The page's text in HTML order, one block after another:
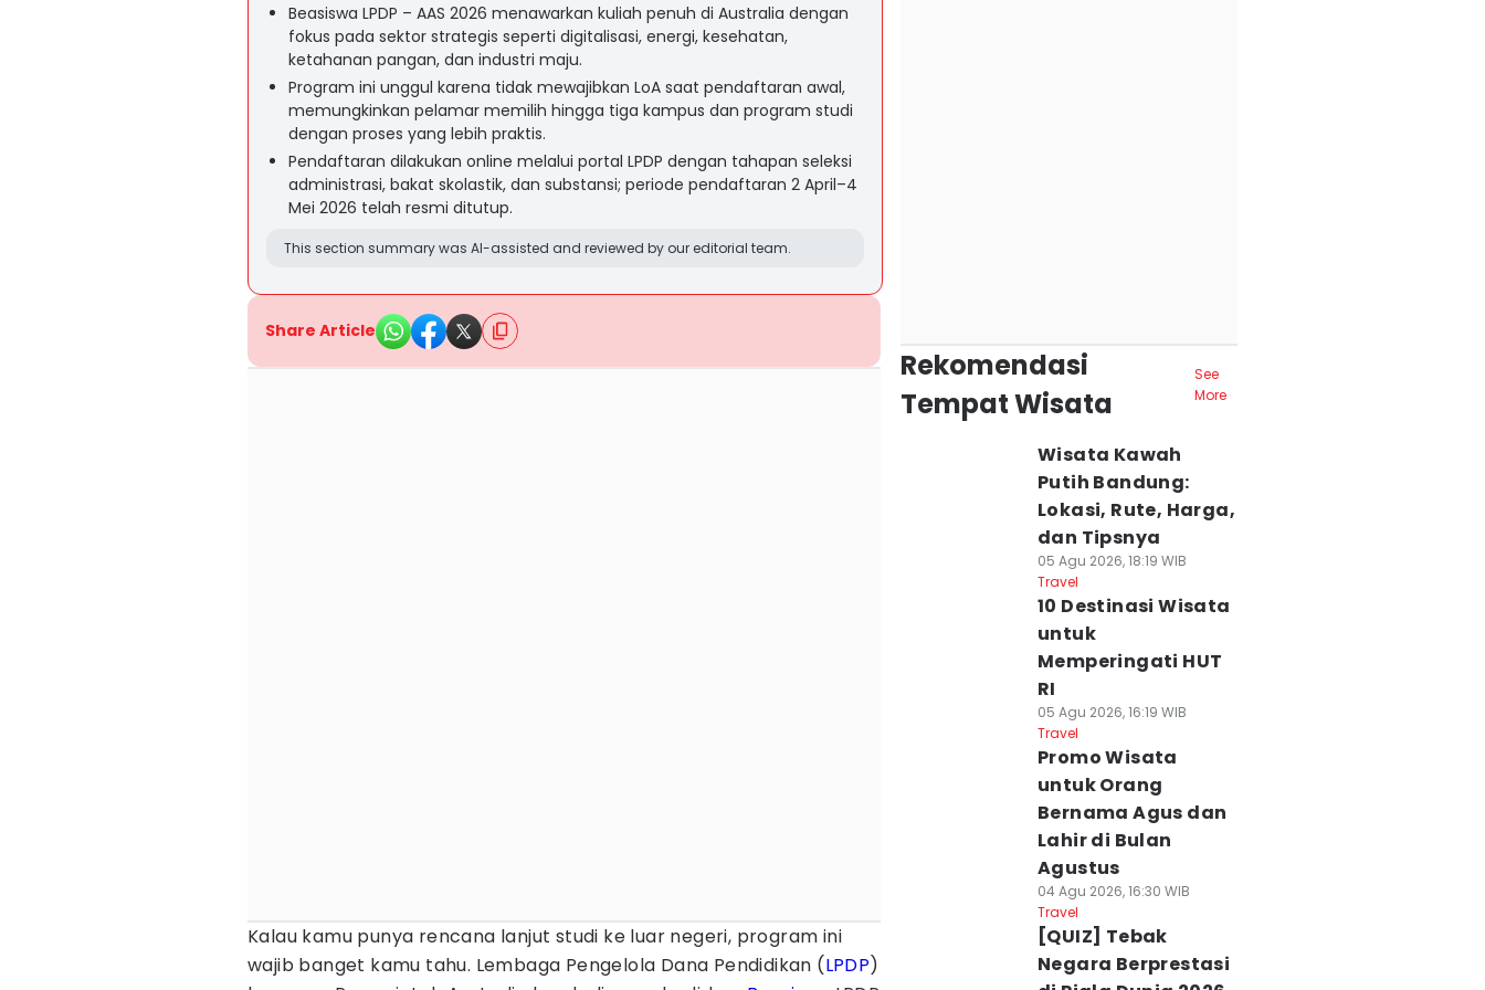
Beasiswa LPDP – AAS 2026 menawarkan kuliah penuh di Australia dengan
fokus pada sektor strategis seperti digitalisasi, energi, kesehatan,
ketahanan pangan, dan industri maju.
Program ini unggul karena tidak mewajibkan LoA saat pendaftaran awal,
memungkinkan pelamar memilih hingga tiga kampus dan program studi
dengan proses yang lebih praktis.
Pendaftaran dilakukan online melalui portal LPDP dengan tahapan seleksi
administrasi, bakat skolastik, dan substansi; periode pendaftaran 2 April–4
Mei 2026 telah resmi ditutup.
This section summary was AI-assisted and reviewed by our editorial team.
Share Article
Kalau kamu punya rencana lanjut studi ke luar negeri, program ini
wajib banget kamu tahu. Lembaga Pengelola Dana Pendidikan (LPDP)
Rekomendasi
Tempat Wisata
See
More
Wisata Kawah
Putih Bandung:
Lokasi, Rute, Harga,
dan Tipsnya
05 Agu 2026, 18:19 WIB
Travel
10 Destinasi Wisata
untuk
Memperingati HUT
RI
05 Agu 2026, 16:19 WIB
Travel
Promo Wisata
untuk Orang
Bernama Agus dan
Lahir di Bulan
Agustus
04 Agu 2026, 16:30 WIB
Travel
[QUIZ] Tebak
Negara Berprestasi